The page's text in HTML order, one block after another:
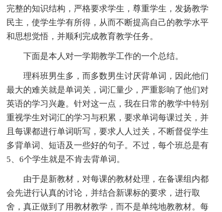
完整的知识结构，严格要求学生，尊重学生，发扬教学
民主，使学生学有所得，从而不断提高自己的教学水平
和思想觉悟，并顺利完成教育教学任务。
下面是本人对一学期教学工作的一个总结。
理科班男生多，而多数男生讨厌背单词，因此他们
最大的难关就是单词关，词汇量少，严重影响了他们对
英语的学习兴趣。针对这一点，我在日常的教学中特别
重视学生对词汇的学习与积累，要求单词每课过关，并
且每课都进行单词听写，要求人人过关，不断督促学生
多背单词、短语及一些好的句子。不过，每个班总是有
5、6个学生就是不肯去背单词。
由于是新教材，对每课的教材处理，在备课组内都
会先进行认真的讨论，并结合新课标的要求，进行取
舍，真正做到了用教材教学，而不是单纯地教教材。每